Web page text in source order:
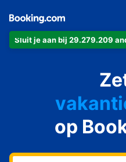
Sluit je aan bij 29.279.209
bed &
op